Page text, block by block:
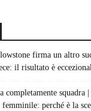
firma un altro
il risultato è
completamente squadra
perché è la